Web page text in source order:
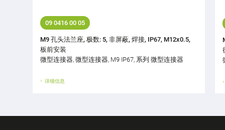
09 0416 00 05
M9 孔头法兰座, 极数: 5, 非屏蔽, 焊接, IP67, M12x0.5,
板前安装
微型连接器, 微型连接器, M9 IP67, 系列 微型连接器
详细信息